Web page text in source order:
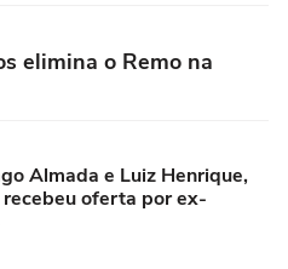
elimina o Remo na
Almada e Luiz Henrique,
recebeu oferta por ex-